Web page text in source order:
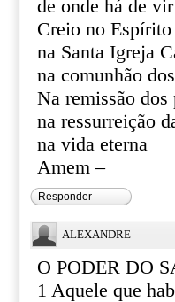
de onde há de
Creio no Espírito
na Santa Igreja
na comunhão
Na remissão dos
na ressurreição
na vida eterna
Amem –
Responder
ALEXANDRE
O PODER DO
1 Aquele que